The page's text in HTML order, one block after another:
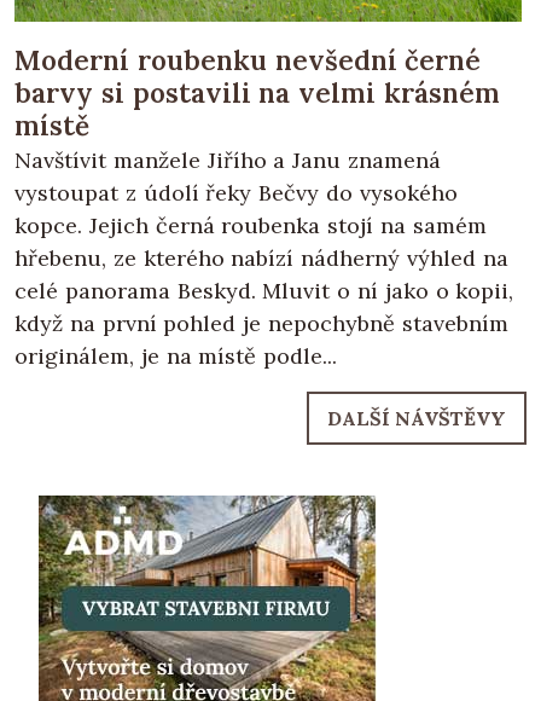
Moderní roubenku nevšední černé
barvy si postavili na velmi krásném
místě
Navštívit manžele Jiřího a Janu znamená
vystoupat z údolí řeky Bečvy do vysokého
kopce. Jejich černá roubenka stojí na samém
hřebenu, ze kterého nabízí nádherný výhled na
celé panorama Beskyd. Mluvit o ní jako o kopii,
když na první pohled je nepochybně stavebním
originálem, je na místě podle...
DALŠÍ NÁVŠTĚVY